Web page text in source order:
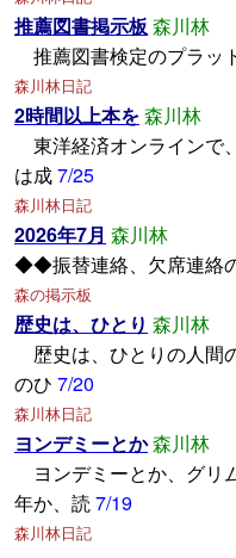
推薦図書掲示板森川林
推薦図書検定のプラッ
森川林日記
2時間以上本を森川林
東洋経済オンラインで
は成7/25
森川林日記
2026年7月 森川林
◆◆振替連絡、欠席連絡
森の掲示板
歴史は、ひとり 森川林
歴史は、ひとりの人
のひ 7/20
森川林日記
ヨンデミーとか森川林
ヨンデミーとか、グリ
年か、読7/19
森川林日記